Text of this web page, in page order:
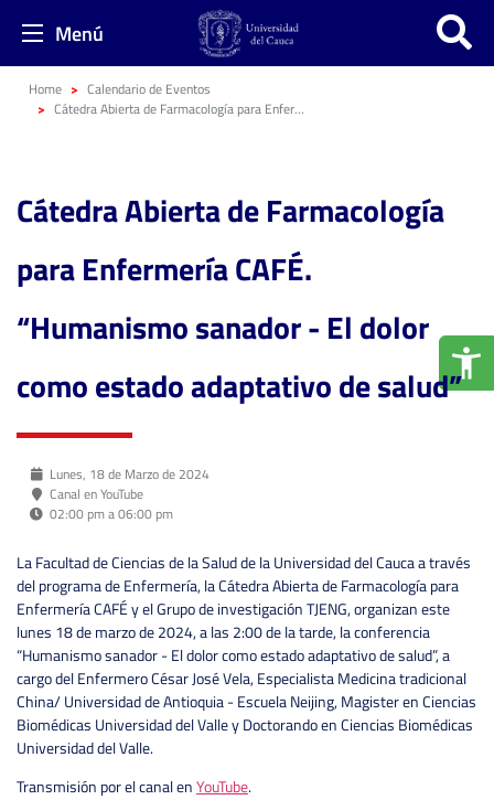
Menú
Home
Calendario de Eventos
Cátedra Abierta de Farmacología para Enfermería CAFÉ. “Humanismo sanador - El dolor como estado adaptativo de salud”
Cátedra Abierta de Farmacología
para Enfermería CAFÉ.
“Humanismo sanador - El dolor
como estado adaptativo de salud”
Lunes, 18 de Marzo de 2024
Canal en YouTube
02:00 pm a 06:00 pm
La Facultad de Ciencias de la Salud de la Universidad del Cauca a través
del programa de Enfermería, la Cátedra Abierta de Farmacología para
Enfermería CAFÉ y el Grupo de investigación TJENG, organizan este
lunes 18 de marzo de 2024, a las 2:00 de la tarde, la conferencia
“Humanismo sanador - El dolor como estado adaptativo de salud”, a
cargo del Enfermero César José Vela, Especialista Medicina tradicional
China/ Universidad de Antioquia - Escuela Neijing, Magister en Ciencias
Biomédicas Universidad del Valle y Doctorando en Ciencias Biomédicas
Universidad del Valle.
Transmisión por el canal enYouTube.